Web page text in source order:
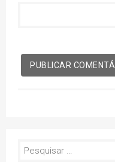
Pesquisar